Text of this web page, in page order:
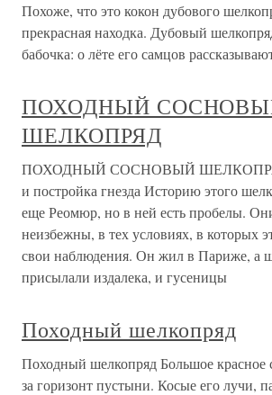
Похоже, что это кокон дубового
прекрасная находка. Дубовый
бабочка: о лёте его самцов
ПОХОДНЫЙ
ШЕЛКОПРЯД
ПОХОДНЫЙ СОСНОВЫЙ
и постройка гнезда Историю этого
еще Реомюр, но в ней есть пробелы.
неизбежны, в тех условиях, в которых
свои наблюдения. Он жил в Париже, а
присылали издалека, и гусеницы
Походный шелкопряд
Походный шелкопряд Большое красное
за горизонт пустыни. Косые его лучи,